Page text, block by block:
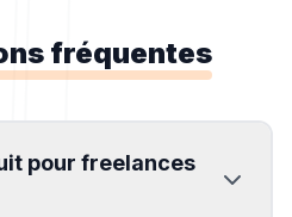
fréquentes
pour freelances